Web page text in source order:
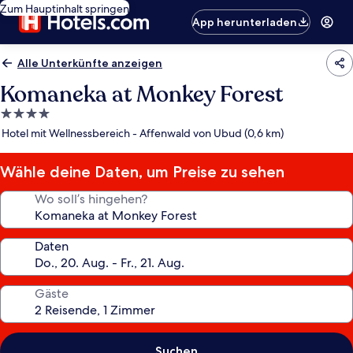
Zum Hauptinhalt springen
App herunterladen
Alle Unterkünfte anzeigen
Komaneka at Monkey Forest
4.0-
Sterne-
Hotel mit Wellnessbereich - Affenwald von Ubud (0,6 km)
Wähle deine Daten, um Preise zu sehen
Wo soll’s hingehen?
Daten
Gäste